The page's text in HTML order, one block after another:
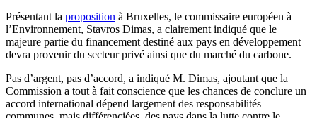
Présentant la proposition à Bruxelles, le commissaire européen à
l’Environnement, Stavros Dimas, a clairement indiqué que le
majeure partie du financement destiné aux pays en développement
devra provenir du secteur privé ainsi que du marché du carbone.
Pas d’argent, pas d’accord, a indiqué M. Dimas, ajoutant que la
Commission a tout à fait conscience que les chances de conclure un
accord international dépend largement des responsabilités